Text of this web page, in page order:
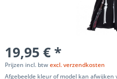
19,95 € *
Prijzen incl. btwexcl. verzendkosten
Afgebeelde kleur of model kan